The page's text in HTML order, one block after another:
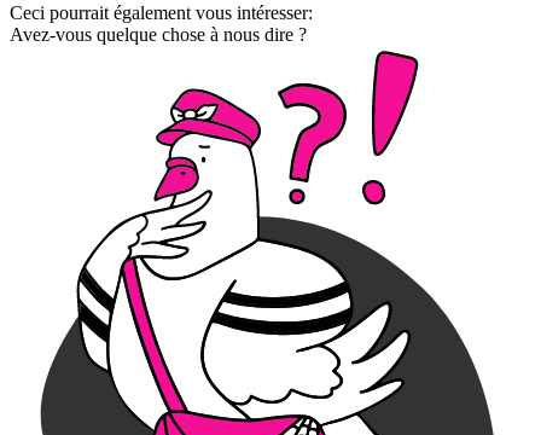
Ceci pourrait également vous intéresser:
Avez-vous quelque chose à nous dire ?